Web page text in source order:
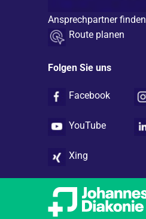
Ansprechpartner finden
Route planen
Folgen Sie uns
Facebook
YouTube
Xing